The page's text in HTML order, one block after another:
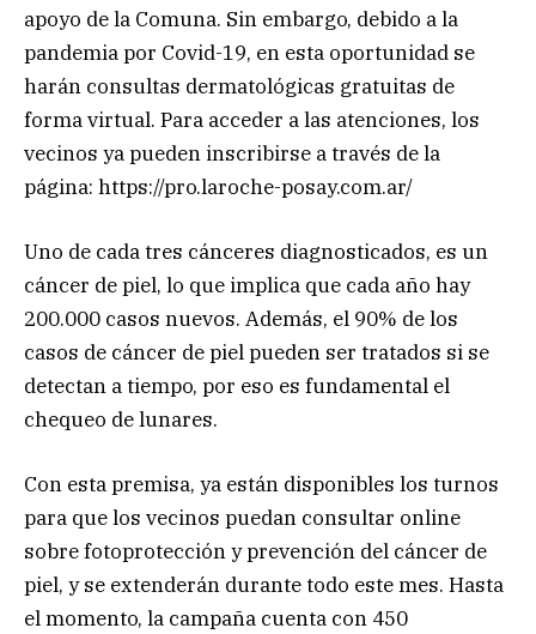
apoyo de la Comuna. Sin embargo, debido a la
pandemia por Covid-19, en esta oportunidad se
harán consultas dermatológicas gratuitas de
forma virtual. Para acceder a las atenciones, los
vecinos ya pueden inscribirse a través de la
página: https://pro.laroche-posay.com.ar/
Uno de cada tres cánceres diagnosticados, es un
cáncer de piel, lo que implica que cada año hay
200.000 casos nuevos. Además, el 90% de los
casos de cáncer de piel pueden ser tratados si se
detectan a tiempo, por eso es fundamental el
chequeo de lunares.
Con esta premisa, ya están disponibles los turnos
para que los vecinos puedan consultar online
sobre fotoprotección y prevención del cáncer de
piel, y se extenderán durante todo este mes. Hasta
el momento, la campaña cuenta con 450